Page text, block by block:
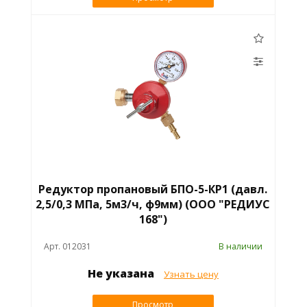
Редуктор пропановый БПО-5-КР1 (давл.
2,5/0,3 МПа, 5м3/ч, ф9мм) (ООО "РЕДИУС
168")
Арт. 012031 В наличии
Не указана Узнать цену
Просмотр